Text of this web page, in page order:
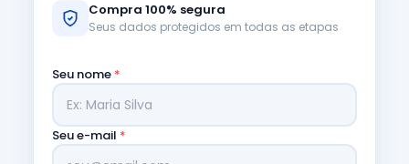
Compra 100% segura
Seus dados protegidos em todas as etapas
Seu nome *
Seu e-mail *